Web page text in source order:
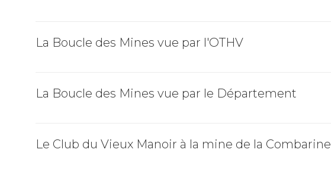
La Boucle des Mines vue par l'OTHV
La Boucle des Mines vue par le Département
Le Club du Vieux Manoir à la mine de la Combarine